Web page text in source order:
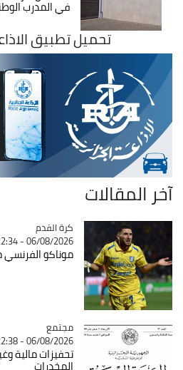
في المدرب
تحميل تطبيق الاذاعة
آخر المقالات
Catégorie
كرة القدم
06/08/2026 - 22:34
موناكو
Catégorie
مجتمع
06/08/2026 - 22:38
تحفيزات مالية
المخدرات